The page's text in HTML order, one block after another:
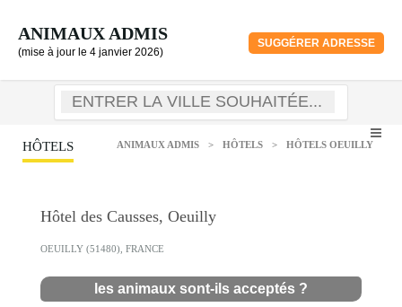
ANIMAUX ADMIS
(mise à jour le 4 janvier 2026)
SUGGÉRER ADRESSE
HÔTELS ANIMAUX ADMIS > HÔTELS > HÔTELS OEUILLY
Hôtel des Causses, Oeuilly
OEUILLY (51480), FRANCE
les animaux sont-ils acceptés ?